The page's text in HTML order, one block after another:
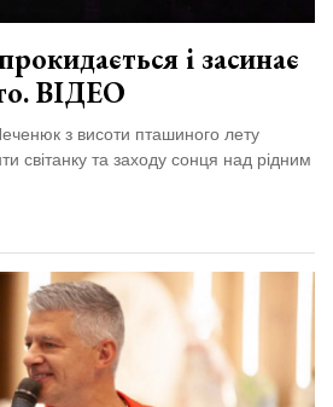
і засинає
ВІДЕО
з висоти пташиного лету
світанку та заходу сонця над рідним